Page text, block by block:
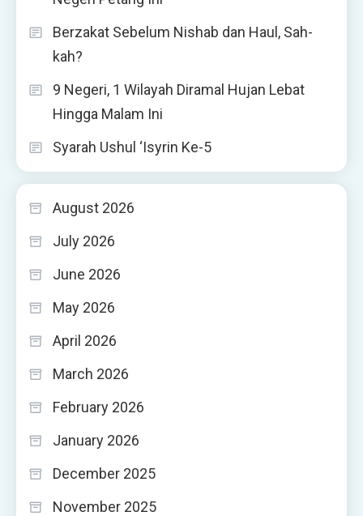
Berzakat Sebelum Nishab dan Haul, Sah-
kah?
9 Negeri, 1 Wilayah Diramal Hujan Lebat
Hingga Malam Ini
Syarah Ushul ‘Isyrin Ke-5
August 2026
July 2026
June 2026
May 2026
April 2026
March 2026
February 2026
January 2026
December 2025
November 2025